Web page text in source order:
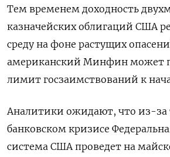
Тем временем доходность
казначейских облигаций США
среду на фоне растущих
американский Минфин может
лимит госзаимствований к
Аналитики ожидают, что из-за
банковском кризисе
система США проведет на